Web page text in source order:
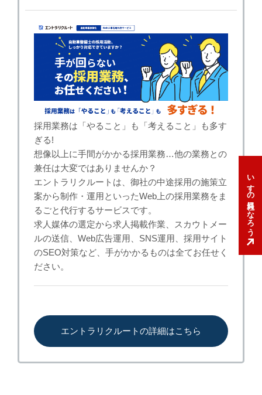
いすゞの社員になろう
採用業務は「やること」も「考えること」も多す
ぎる!
想像以上に手間がかかる採用業務…他の業務との
兼任は大変ではありませんか？
エントラリクルートは、御社の中途採用の施策立
案から制作・運用といったWeb上の採用業務をま
るごと代行するサービスです。
求人媒体の選定から求人掲載作業、スカウトメー
ルの送信、Web広告運用、SNS運用、採用サイト
のSEO対策など、手がかかるものは全てお任せく
ださい。
エントラリクルートの詳細はこちら